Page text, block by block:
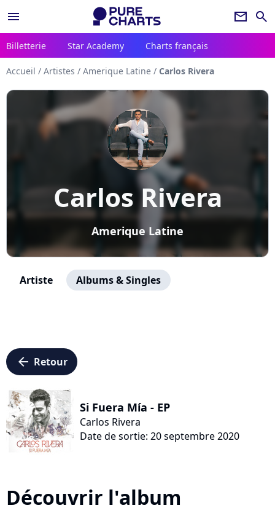
menu newsletter search
Billetterie Star Academy Charts français
Accueil / Artistes / Amerique Latine / Carlos Rivera
Carlos Rivera
Amerique Latine
Artiste Albums & Singles
arrow_left Retour
Si Fuera Mía - EP
Carlos Rivera
Date de sortie: 20 septembre 2020
Découvrir l'album